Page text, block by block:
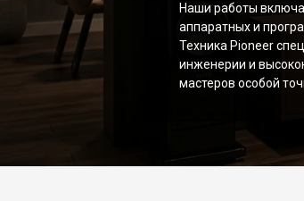
Наши работы
аппаратных и
Техника Pioneer
инженерии и
мастеров особой